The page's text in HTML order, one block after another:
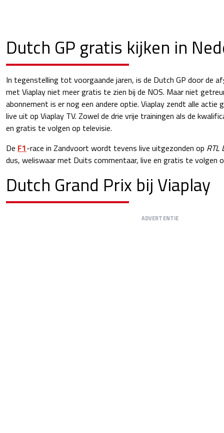
Dutch GP gratis kijken in
In tegenstelling tot voorgaande jaren, is de Dutch GP door de
met Viaplay niet meer gratis te zien bij de NOS. Maar niet
abonnement is er nog een andere optie. Viaplay zendt alle actie
live uit op Viaplay TV. Zowel de drie vrije trainingen als de
en gratis te volgen op televisie.
De F1-race in Zandvoort wordt tevens live uitgezonden op RTL
dus, weliswaar met Duits commentaar, live en gratis te volgen
Dutch Grand Prix bij Viaplay
ADVERTENTIE